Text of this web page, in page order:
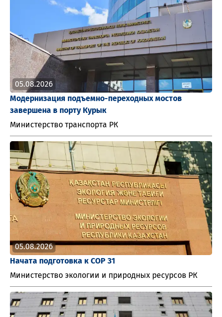
05.08.2026
Модернизация подъемно-переходных мостов
завершена в порту Курык
Министерство транспорта РК
05.08.2026
Начата подготовка к СОР 31
Министерство экологии и природных ресурсов РК